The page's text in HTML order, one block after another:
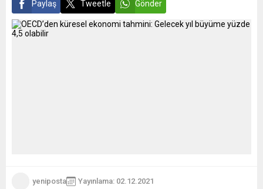
Paylaş Tweetle Gönder
yeniposta
Yayınlama: 02.12.2021